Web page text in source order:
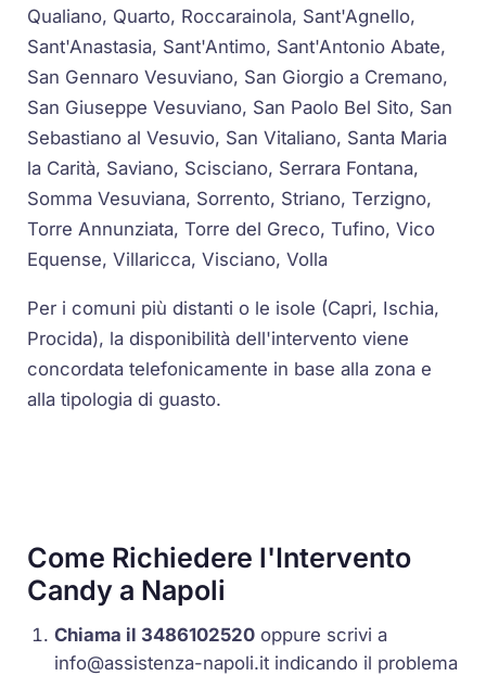
Qualiano, Quarto, Roccarainola, Sant'Agnello,
Sant'Anastasia, Sant'Antimo, Sant'Antonio Abate,
San Gennaro Vesuviano, San Giorgio a Cremano,
San Giuseppe Vesuviano, San Paolo Bel Sito, San
Sebastiano al Vesuvio, San Vitaliano, Santa Maria
la Carità, Saviano, Scisciano, Serrara Fontana,
Somma Vesuviana, Sorrento, Striano, Terzigno,
Torre Annunziata, Torre del Greco, Tufino, Vico
Equense, Villaricca, Visciano, Volla
Per i comuni più distanti o le isole (Capri, Ischia,
Procida), la disponibilità dell'intervento viene
concordata telefonicamente in base alla zona e
alla tipologia di guasto.
Come Richiedere l'Intervento
Candy a Napoli
Chiama il 3486102520 oppure scrivi a
info@assistenza-napoli.it indicando il problema